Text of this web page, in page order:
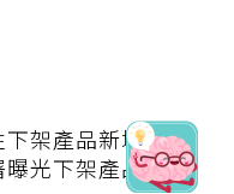
架產品新增至
光下架產品清單